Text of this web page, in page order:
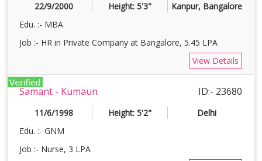
22/9/2000 Height: 5'3"
Kanpur, Bangalore
Edu. :- MBA
Job :- HR in Private Company at Bangalore, 5.45 LPA
View Details
Samant - Kumaun ID:- 23680
11/6/1998 Height: 5'2"
Delhi
Edu. :- GNM
Job :- Nurse, 3 LPA